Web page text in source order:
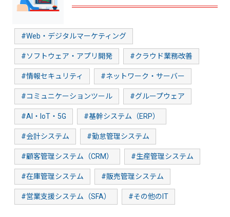
#Web・デジタルマーケティング
#ソフトウェア・アプリ開発 #クラウド業務改善
#情報セキュリティ #ネットワーク・サーバー
#コミュニケーションツール #グループウェア
#AI・IoT・5G #基幹システム（ERP）
#会計システム #勤怠管理システム
#顧客管理システム（CRM） #生産管理システム
#在庫管理システム #販売管理システム
#営業支援システム（SFA） #その他のIT